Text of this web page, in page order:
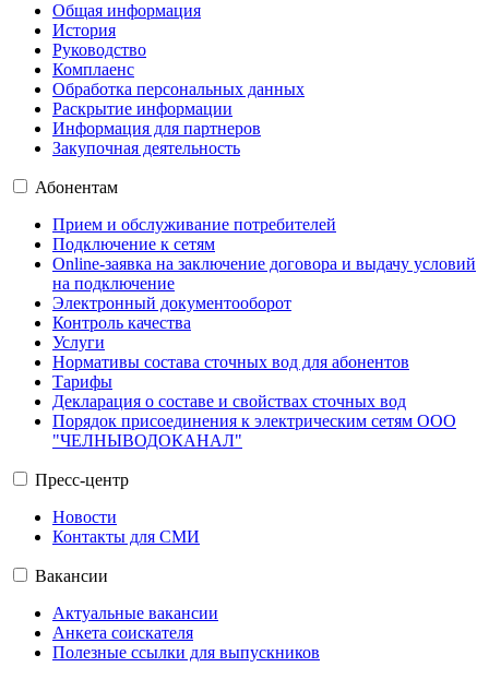
Общая информация
История
Руководство
Комплаенс
Обработка персональных данных
Раскрытие информации
Информация для партнеров
Закупочная деятельность
Абонентам
Прием и обслуживание потребителей
Подключение к сетям
Online-заявка на заключение договора и выдачу условий
на подключение
Электронный документооборот
Контроль качества
Услуги
Нормативы состава сточных вод для абонентов
Тарифы
Декларация о составе и свойствах сточных вод
Порядок присоединения к электрическим сетям ООО
"ЧЕЛНЫВОДОКАНАЛ"
Пресс-центр
Новости
Контакты для СМИ
Вакансии
Актуальные вакансии
Анкета соискателя
Полезные ссылки для выпускников